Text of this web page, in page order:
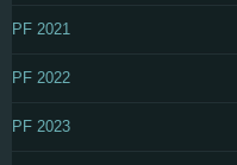
PF 2021
PF 2022
PF 2023